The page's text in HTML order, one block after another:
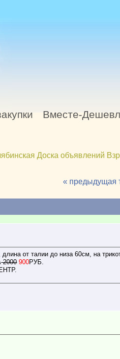
Вместе-
Доска объявлений
« предыдущая
от талии до низа 60см, на
2000 900РУБ.